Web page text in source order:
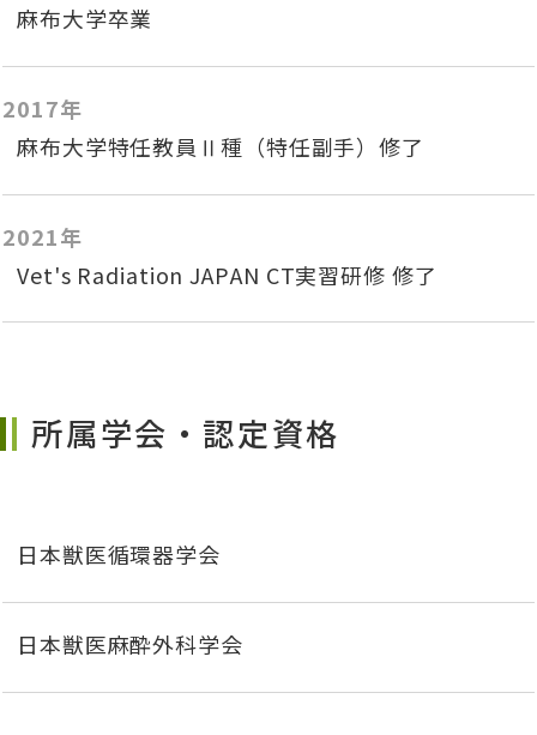
麻布大学卒業
2017年
麻布大学特任教員Ⅱ種（特任副手）修了
2021年
Vet's Radiation JAPAN CT実習研修 修了
所属学会・認定資格
日本獣医循環器学会
日本獣医麻酔外科学会